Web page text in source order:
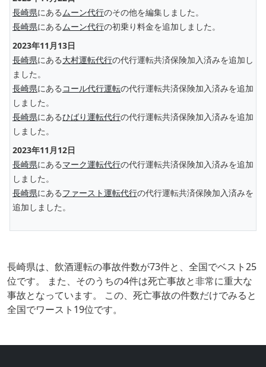
長崎県にある ムーン代行のその他を編集しました。
長崎県にある ムーン代行の初乗り料金を追加しました。
2023年11月13日
長崎県にある大村運転代行の代行運転共済保険加入済みを追加し
ました。
長崎県にある コール代行運転の代行運転共済保険加入済みを追加
しました。
長崎県にあるひばり運転代行の代行運転共済保険加入済みを追加
しました。
2023年11月12日
長崎県にあるマーク運転代行の代行運転共済保険加入済みを追加
しました。
長崎県にあるファースト運転代行の代行運転共済保険加入済みを
追加しました。
長崎県は、飲酒運転の事故件数が73件と、全国でベスト25
位です。 また、そのうちの4件は死亡事故と非常に重大な
事故となっています。 この、死亡事故の件数だけでみると
全国でワースト19位です。